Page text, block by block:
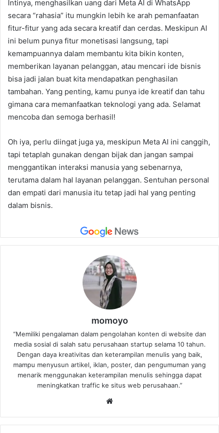
Intinya, menghasilkan uang dari Meta AI di WhatsApp
secara “rahasia” itu mungkin lebih ke arah pemanfaatan
fitur-fitur yang ada secara kreatif dan cerdas. Meskipun AI
ini belum punya fitur monetisasi langsung, tapi
kemampuannya dalam membantu kita bikin konten,
memberikan layanan pelanggan, atau mencari ide bisnis
bisa jadi jalan buat kita mendapatkan penghasilan
tambahan. Yang penting, kamu punya ide kreatif dan tahu
gimana cara memanfaatkan teknologi yang ada. Selamat
mencoba dan semoga berhasil!
Oh iya, perlu diingat juga ya, meskipun Meta AI ini canggih,
tapi tetaplah gunakan dengan bijak dan jangan sampai
menggantikan interaksi manusia yang sebenarnya,
terutama dalam hal layanan pelanggan. Sentuhan personal
dan empati dari manusia itu tetap jadi hal yang penting
dalam bisnis.
momoyo
“Memiliki pengalaman dalam pengolahan konten di website dan
media sosial di salah satu perusahaan startup selama 10 tahun.
Dengan daya kreativitas dan keterampilan menulis yang baik,
mampu menyusun artikel, iklan, poster, dan pengumuman yang
menarik menggunakan keterampilan menulis sehingga dapat
meningkatkan traffic ke situs web perusahaan.”